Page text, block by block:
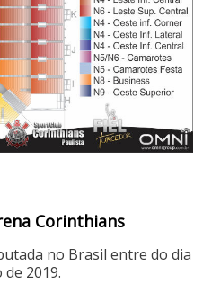
Corinthians
no Brasil entre do dia
2019.